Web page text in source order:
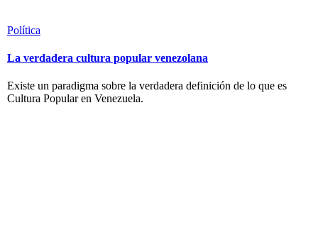
Política
La verdadera cultura popular venezolana
Existe un paradigma sobre la verdadera definición de lo que es
Cultura Popular en Venezuela.